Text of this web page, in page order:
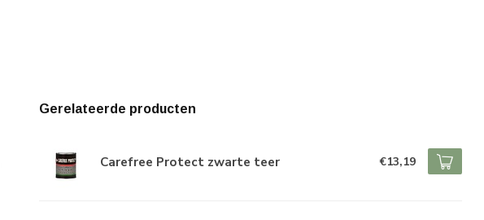
Gerelateerde producten
Carefree Protect zwarte teer €13,19